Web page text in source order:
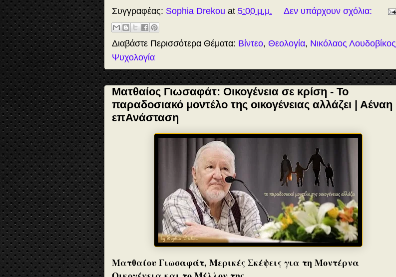
b
o
o
k
o
o
n
e
t
e
Συγγραφέας: Sophia Drekou at 5:00 μ.μ. Δεν υπάρχουν σχόλια:
Διαβάστε Περισσότερα Θέματα: Βίντεο, Θεολογία, Νικόλαος Λουδοβίκος
Ψυχολογία
Ματθαίος Γιωσαφάτ: Οικογένεια σε κρίση - Το
παραδοσιακό μοντέλο της οικογένειας αλλάζει | Αέναη
επΑνάσταση
Ματθαίου Γιωσαφάτ, Μερικές Σκέψεις για τη Μοντέρνα